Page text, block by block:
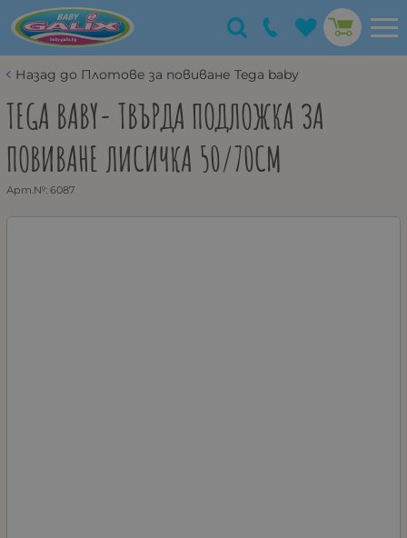
Назад до Плотове за повиване Tega baby
TEGA BABY- ТВЪРДА ПОДЛОЖКА ЗА
ПОВИВАНЕ ЛИСИЧКА 50/70СМ
Арт.№: 6087